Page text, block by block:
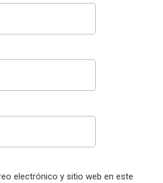
electrónico y sitio web en este